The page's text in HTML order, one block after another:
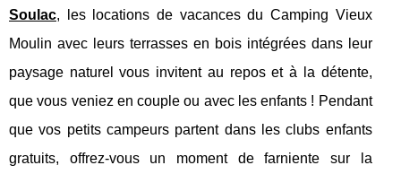
Soulac, les locations de vacances du Camping Vieux
Moulin avec leurs terrasses en bois intégrées dans leur
paysage naturel vous invitent au repos et à la détente,
que vous veniez en couple ou avec les enfants ! Pendant
que vos petits campeurs partent dans les clubs enfants
gratuits, offrez-vous un moment de farniente sur la